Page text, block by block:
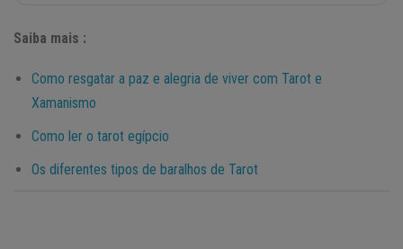
Saiba mais :
Como resgatar a paz e alegria de viver com Tarot e
Xamanismo
Como ler o tarot egípcio
Os diferentes tipos de baralhos de Tarot